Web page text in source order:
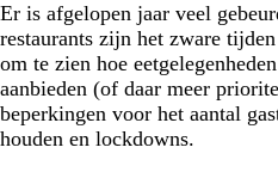
Er is afgelopen jaar veel
restaurants zijn het zware
om te zien hoe eetgelegenheden
aanbieden (of daar meer
beperkingen voor het aantal
houden en lockdowns.